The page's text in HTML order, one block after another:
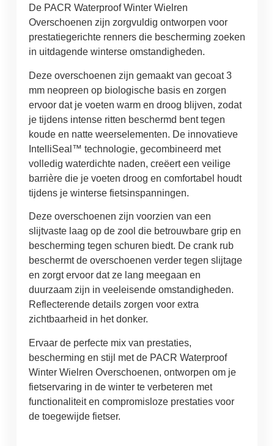
De PACR Waterproof Winter Wielren
Overschoenen zijn zorgvuldig ontworpen voor
prestatiegerichte renners die bescherming zoeken
in uitdagende winterse omstandigheden.
Deze overschoenen zijn gemaakt van gecoat 3
mm neopreen op biologische basis en zorgen
ervoor dat je voeten warm en droog blijven, zodat
je tijdens intense ritten beschermd bent tegen
koude en natte weerselementen. De innovatieve
IntelliSeal™ technologie, gecombineerd met
volledig waterdichte naden, creëert een veilige
barrière die je voeten droog en comfortabel houdt
tijdens je winterse fietsinspanningen.
Deze overschoenen zijn voorzien van een
slijtvaste laag op de zool die betrouwbare grip en
bescherming tegen schuren biedt. De crank rub
beschermt de overschoenen verder tegen slijtage
en zorgt ervoor dat ze lang meegaan en
duurzaam zijn in veeleisende omstandigheden.
Reflecterende details zorgen voor extra
zichtbaarheid in het donker.
Ervaar de perfecte mix van prestaties,
bescherming en stijl met de PACR Waterproof
Winter Wielren Overschoenen, ontworpen om je
fietservaring in de winter te verbeteren met
functionaliteit en compromisloze prestaties voor
de toegewijde fietser.